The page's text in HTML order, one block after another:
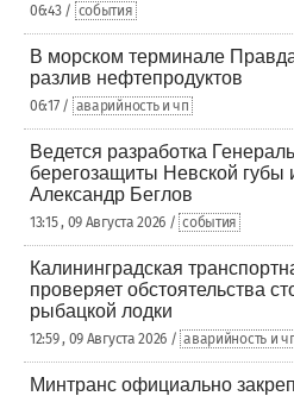
06:43 / события
В морском терминале
разлив нефтепродуктов
06:17 / аварийность и чп
Ведется разработка
берегозащиты Невской губы
Александр Беглов
13:15 , 09 Августа 2026 / события
Калининградская
проверяет обстоятельства
рыбацкой лодки
12:59 , 09 Августа 2026 / аварийность и
Минтранс официально